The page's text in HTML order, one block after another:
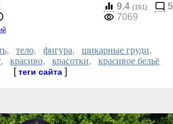
9.4 (151)
5
7069
, тело, фигура, шикарные груди,
, красиво, красотки, красивое бельё
[теги сайта ]